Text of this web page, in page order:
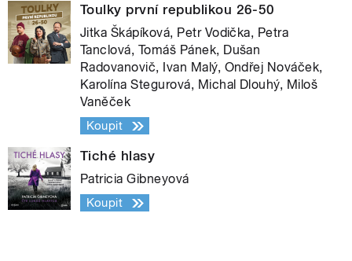
Toulky první republikou 26-50
Jitka Škápíková, Petr Vodička, Petra
Tanclová, Tomáš Pánek, Dušan
Radovanovič, Ivan Malý, Ondřej Nováček,
Karolína Stegurová, Michal Dlouhý, Miloš
Vaněček
Koupit
Tiché hlasy
Patricia Gibneyová
Koupit